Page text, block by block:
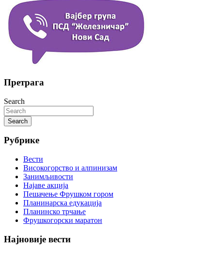
Претрага
Search
Search
Рубрике
Вести
Високогорство и алпинизам
Занимљивости
Најаве акција
Пешачење Фрушком гором
Планинарска едукација
Планинско трчање
Фрушкогорски маратон
Најновије вести